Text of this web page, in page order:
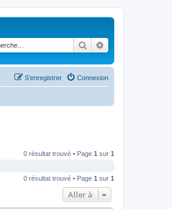
Rechercher
Connexion
S’enregistrer
0 résultat trouvé • Page 1 sur 1
0 résultat trouvé • Page 1 sur 1
Aller à